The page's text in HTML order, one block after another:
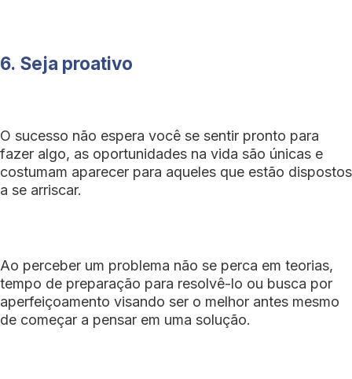
6. Seja proativo
O sucesso não espera você se sentir pronto para
fazer algo, as oportunidades na vida são únicas e
costumam aparecer para aqueles que estão dispostos
a se arriscar.
Ao perceber um problema não se perca em teorias,
tempo de preparação para resolvê-lo ou busca por
aperfeiçoamento visando ser o melhor antes mesmo
de começar a pensar em uma solução.